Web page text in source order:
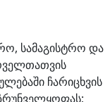
სამაგისტრო და
ჩარიცხვის